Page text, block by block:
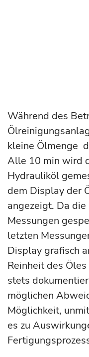
Während des
kleine Ölmenge
Alle 10 min wird
Hydrauliköl
dem Display der
angezeigt. Da
Messungen
letzten
Display grafisch
Reinheit des
stets
möglichen
Möglichkeit,
es zu